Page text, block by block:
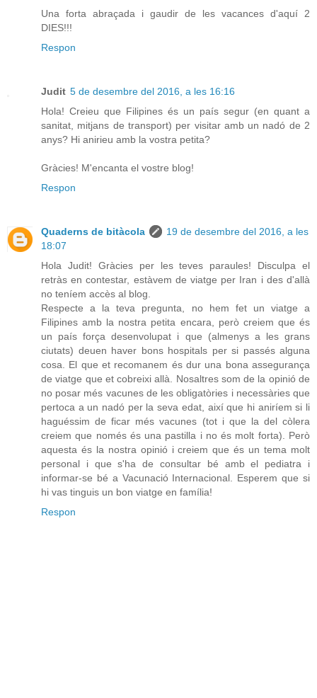
Una forta abraçada i gaudir de les vacances d'aquí 2
DIES!!!
Respon
Judit 5 de desembre del 2016, a les 16:16
Hola! Creieu que Filipines és un país segur (en quant a
sanitat, mitjans de transport) per visitar amb un nadó de 2
anys? Hi anirieu amb la vostra petita?
Gràcies! M'encanta el vostre blog!
Respon
Quaderns de bitàcola
19 de desembre del 2016, a les
18:07
Hola Judit! Gràcies per les teves paraules! Disculpa el
retràs en contestar, estàvem de viatge per Iran i des d'allà
no teníem accès al blog.
Respecte a la teva pregunta, no hem fet un viatge a
Filipines amb la nostra petita encara, però creiem que és
un país força desenvolupat i que (almenys a les grans
ciutats) deuen haver bons hospitals per si passés alguna
cosa. El que et recomanem és dur una bona assegurança
de viatge que et cobreixi allà. Nosaltres som de la opinió de
no posar més vacunes de les obligatòries i necessàries que
pertoca a un nadó per la seva edat, així que hi aniríem si li
haguéssim de ficar més vacunes (tot i que la del còlera
creiem que només és una pastilla i no és molt forta). Però
aquesta és la nostra opinió i creiem que és un tema molt
personal i que s'ha de consultar bé amb el pediatra i
informar-se bé a Vacunació Internacional. Esperem que si
hi vas tinguis un bon viatge en família!
Respon